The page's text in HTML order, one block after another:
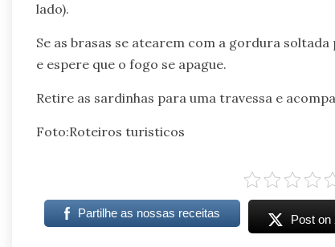
lado).
Se as brasas se atearem com a gordura
e espere que o fogo se apague.
Retire as sardinhas para uma travessa e
Foto:Roteiros turisticos
Partilhe as nossas receitas Post on